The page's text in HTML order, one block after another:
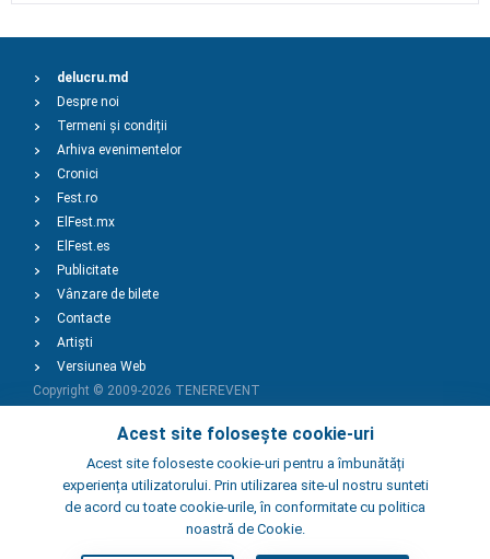
Acest site folosește cookie-uri
Acest site foloseste cookie-uri pentru a îmbunătăți
experiența utilizatorului. Prin utilizarea site-ul nostru sunteti
de acord cu toate cookie-urile, în conformitate cu politica
noastră de Cookie.
delucru.md
Despre noi
Termeni și condiții
Arhiva evenimentelor
Cronici
Fest.ro
ElFest.mx
ElFest.es
Publicitate
Vânzare de bilete
Contacte
Artiști
Versiunea Web
Copyright © 2009-2026 TENEREVENT
Adaugă Eveniment
Adaugă Local